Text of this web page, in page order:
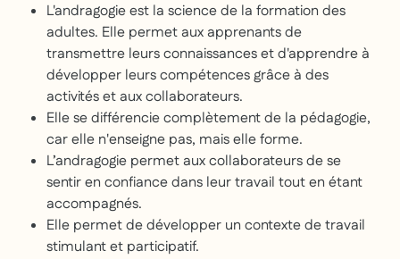
L'andragogie est la science de la formation des
adultes. Elle permet aux apprenants de
transmettre leurs connaissances et d'apprendre à
développer leurs compétences grâce à des
activités et aux collaborateurs.
Elle se différencie complètement de la pédagogie,
car elle n'enseigne pas, mais elle forme.
L’andragogie permet aux collaborateurs de se
sentir en confiance dans leur travail tout en étant
accompagnés.
Elle permet de développer un contexte de travail
stimulant et participatif.